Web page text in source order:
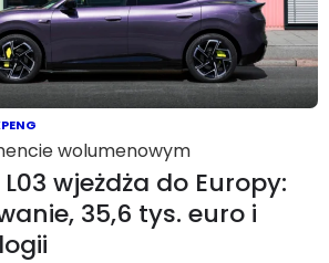
wolumenowym
L03 wjeżdża do Europy:
35,6 tys. euro i